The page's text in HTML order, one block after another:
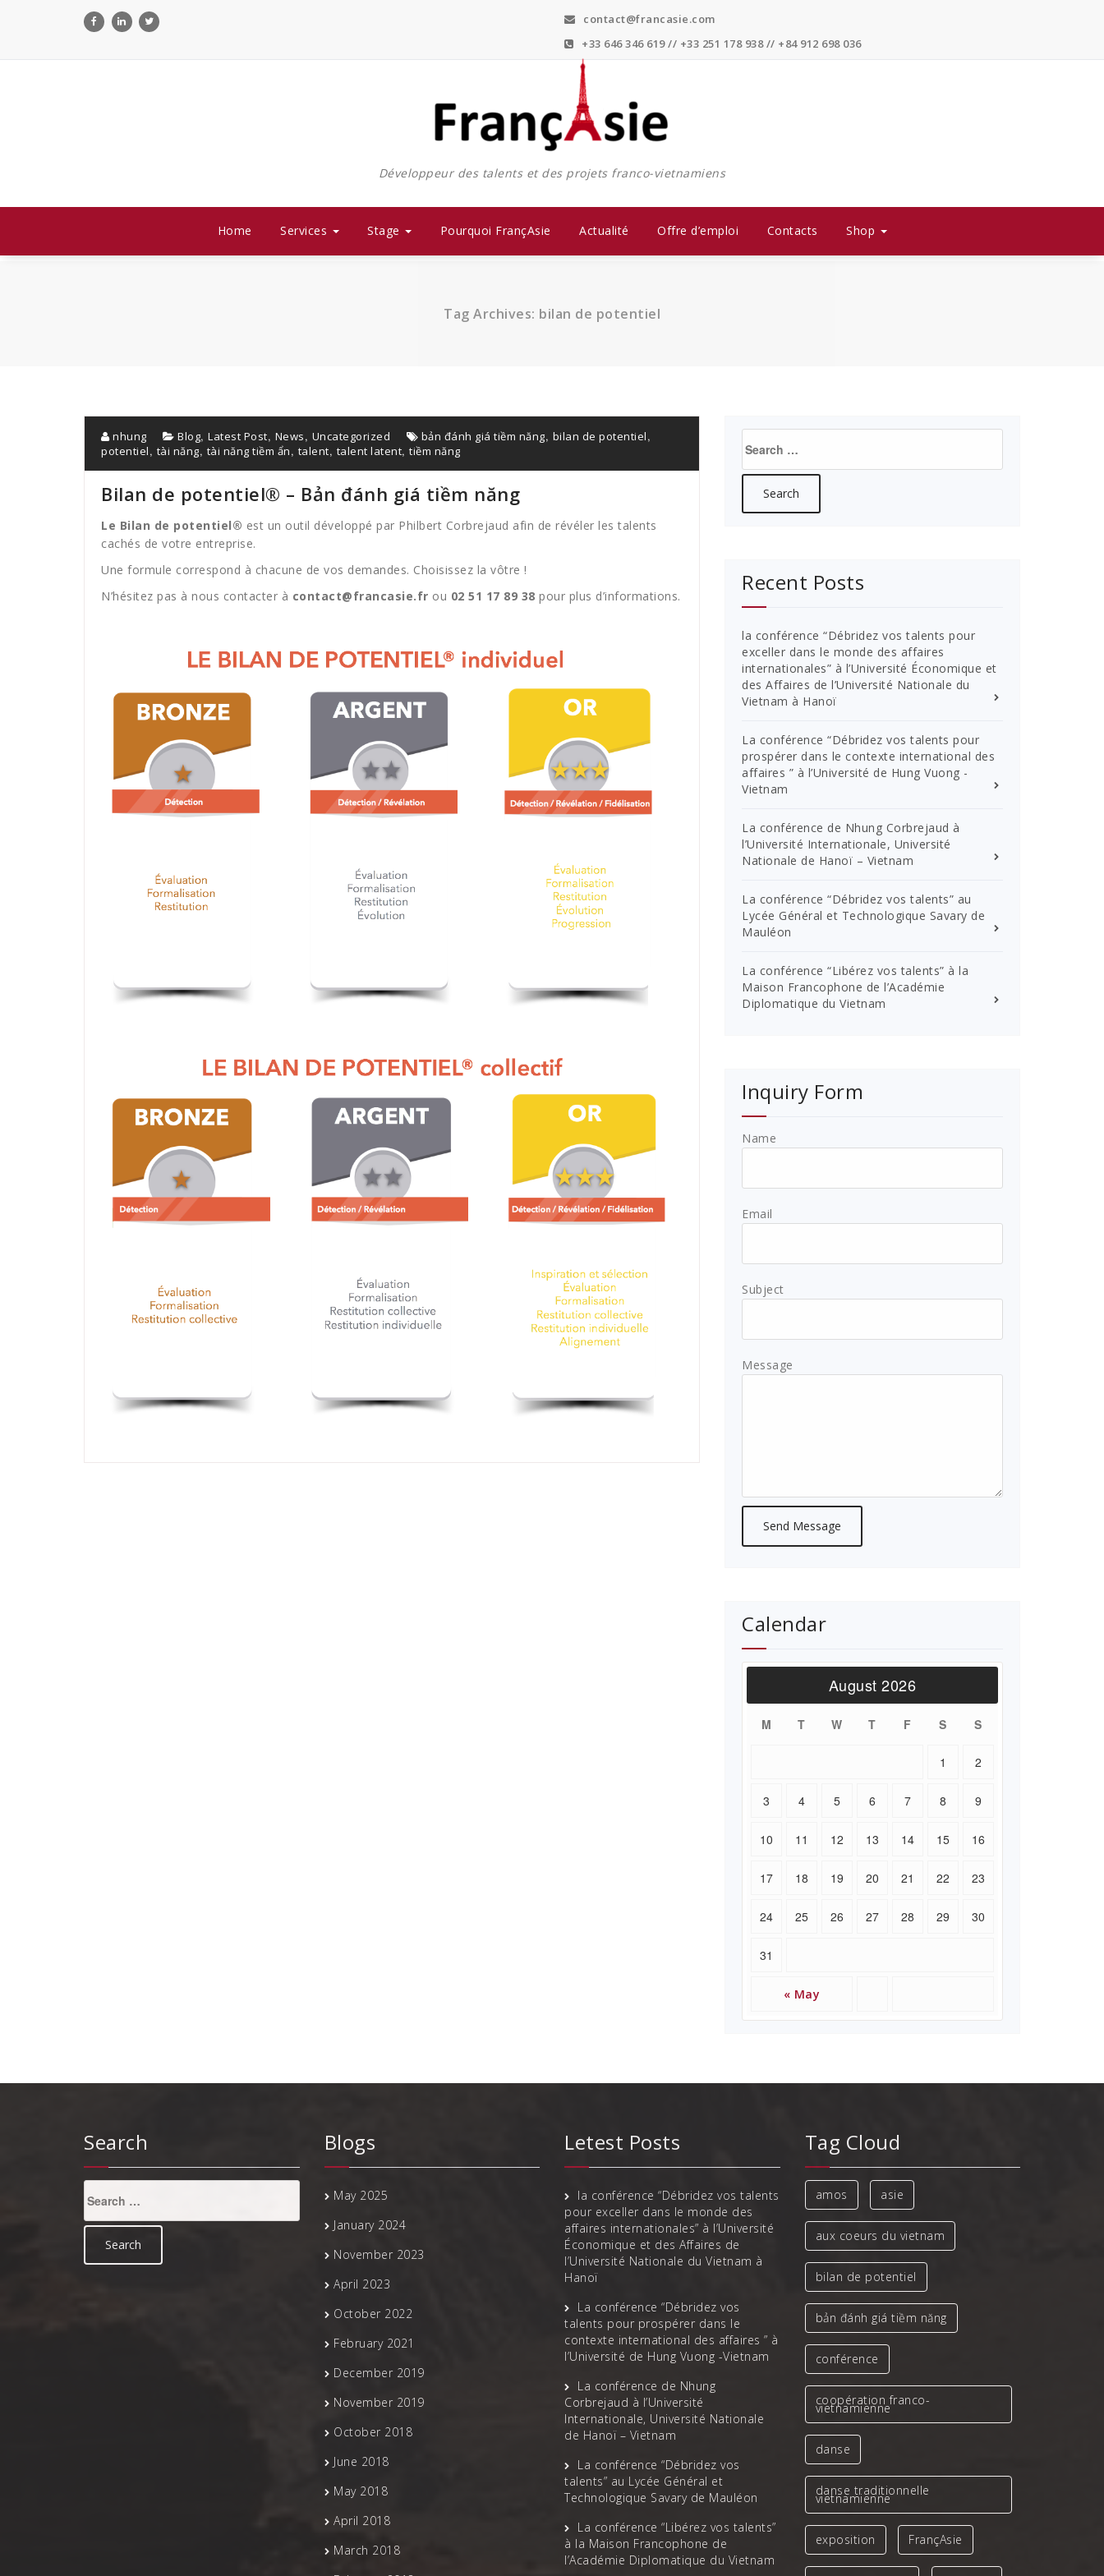
contact@francasie.com
+33 646 346 619 // +33 251 178 938 // +84 912 698 036
Développeur des talents et des projets franco-vietnamiens
Home Services Stage Pourquoi FrançAsie Actualité Offre d’emploi Contacts Shop
Tag Archives: bilan de potentiel
nhung Blog, Latest Post, News, Uncategorized bản đánh giá tiềm năng, bilan de potentiel,
potentiel, tài năng, tài năng tiềm ẩn, talent, talent latent, tiềm năng
Bilan de potentiel® – Bản đánh giá tiềm năng
Le Bilan de potentiel® est un outil développé par Philbert Corbrejaud afin de révéler les talents
cachés de votre entreprise.
Une formule correspond à chacune de vos demandes. Choisissez la vôtre !
N’hésitez pas à nous contacter à contact@francasie.fr ou 02 51 17 89 38 pour plus d’informations.
for:
Recent Posts
la conférence “Débridez vos talents pour
exceller dans le monde des affaires
internationales” à l’Université Économique et
des Affaires de l’Université Nationale du
Vietnam à Hanoï
La conférence “Débridez vos talents pour
prospérer dans le contexte international des
affaires ” à l’Université de Hung Vuong -
Vietnam
La conférence de Nhung Corbrejaud à
l’Université Internationale, Université
Nationale de Hanoï – Vietnam
La conférence “Débridez vos talents” au
Lycée Général et Technologique Savary de
Mauléon
La conférence “Libérez vos talents” à la
Maison Francophone de l’Académie
Diplomatique du Vietnam
Inquiry Form
Name
Email
Subject
Message
Calendar
August 2026
M T W T F S S
« May
1 2
3 4 5 6 7 8 9
10 11 12 13 14 15 16
17 18 19 20 21 22 23
24 25 26 27 28 29 30
31
Search
for:
Blogs
May 2025
January 2024
November 2023
April 2023
October 2022
February 2021
December 2019
November 2019
October 2018
June 2018
May 2018
April 2018
March 2018
Letest Posts
la conférence “Débridez vos talents
pour exceller dans le monde des
affaires internationales” à l’Université
Économique et des Affaires de
l’Université Nationale du Vietnam à
Hanoï
La conférence “Débridez vos
talents pour prospérer dans le
contexte international des affaires ” à
l’Université de Hung Vuong -Vietnam
La conférence de Nhung
Corbrejaud à l’Université
Internationale, Université Nationale
de Hanoï – Vietnam
La conférence “Débridez vos
talents” au Lycée Général et
Technologique Savary de Mauléon
La conférence “Libérez vos talents”
à la Maison Francophone de
l’Académie Diplomatique du Vietnam
Tag Cloud
amos asie
aux coeurs du vietnam
bilan de potentiel
bản đánh giá tiềm năng
conférence
coopération franco-
vietnamienne
danse
danse traditionnelle
vietnamienne
exposition FrançAsie